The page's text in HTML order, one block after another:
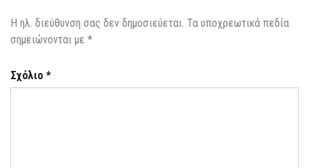
Η ηλ. διεύθυνση σας δεν δημοσιεύεται. Τα υποχρεωτικά πεδία
σημειώνονται με *
Σχόλιο *